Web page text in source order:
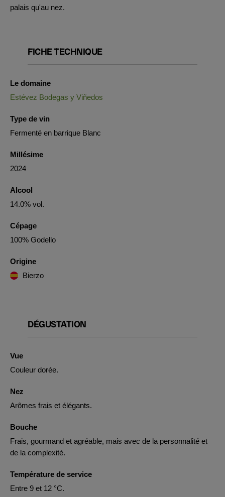
palais qu'au nez.
FICHE TECHNIQUE
Le domaine
Estévez Bodegas y Viñedos
Type de vin
Fermenté en barrique Blanc
Millésime
2024
Alcool
14.0% vol.
Cépage
100% Godello
Origine
Bierzo
DÉGUSTATION
Vue
Couleur dorée.
Nez
Arômes frais et élégants.
Bouche
Frais, gourmand et agréable, mais avec de la personnalité et
de la complexité.
Température de service
Entre 9 et 12 °C.